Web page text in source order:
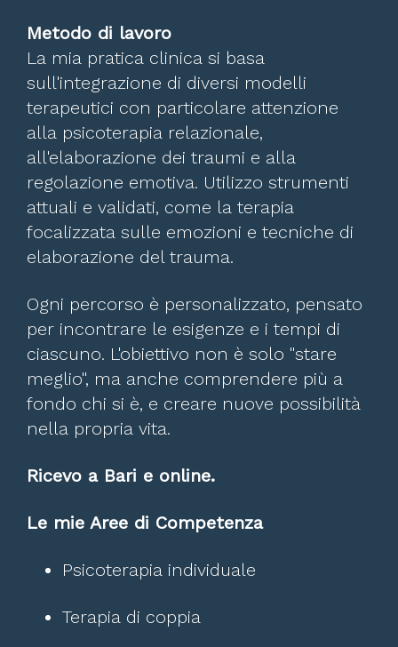
Metodo di lavoro
La mia pratica clinica si basa
sull'integrazione di diversi modelli
terapeutici con particolare attenzione
alla psicoterapia relazionale,
all'elaborazione dei traumi e alla
regolazione emotiva. Utilizzo strumenti
attuali e validati, come la terapia
focalizzata sulle emozioni e tecniche di
elaborazione del trauma.
Ogni percorso è personalizzato, pensato
per incontrare le esigenze e i tempi di
ciascuno. L'obiettivo non è solo "stare
meglio", ma anche comprendere più a
fondo chi si è, e creare nuove possibilità
nella propria vita.
Ricevo a Bari e online.
Le mie Aree di Competenza
Psicoterapia individuale
Terapia di coppia